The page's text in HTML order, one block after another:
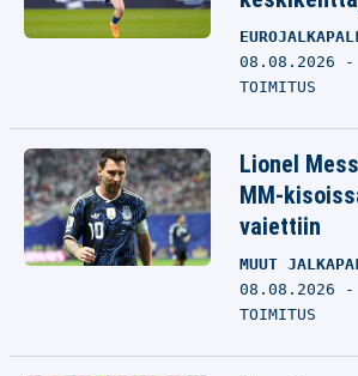
08.08.2026
TOIMITUS
Lionel
MM-
vaiettiin
MUUT
08.08.2026
TOIMITUS